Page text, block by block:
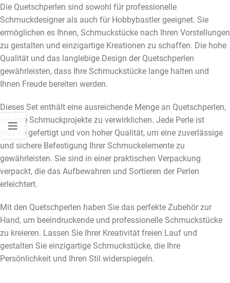
Die Quetschperlen sind sowohl für professionelle
Schmuckdesigner als auch für Hobbybastler geeignet. Sie
ermöglichen es Ihnen, Schmuckstücke nach Ihren Vorstellungen
zu gestalten und einzigartige Kreationen zu schaffen. Die hohe
Qualität und das langlebige Design der Quetschperlen
gewährleisten, dass Ihre Schmuckstücke lange halten und
Ihnen Freude bereiten werden.
Dieses Set enthält eine ausreichende Menge an Quetschperlen,
um Ihre Schmuckprojekte zu verwirklichen. Jede Perle ist
präzise gefertigt und von hoher Qualität, um eine zuverlässige
und sichere Befestigung Ihrer Schmuckelemente zu
gewährleisten. Sie sind in einer praktischen Verpackung
verpackt, die das Aufbewahren und Sortieren der Perlen
erleichtert.
Mit den Quetschperlen haben Sie das perfekte Zubehör zur
Hand, um beeindruckende und professionelle Schmuckstücke
zu kreieren. Lassen Sie Ihrer Kreativität freien Lauf und
gestalten Sie einzigartige Schmuckstücke, die Ihre
Persönlichkeit und Ihren Stil widerspiegeln.